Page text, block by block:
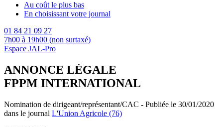
Au coût le plus bas
En choisissant votre journal
01 84 21 09 27
7h00 à 19h00 (non surtaxé)
Espace JAL-Pro
ANNONCE LÉGALE
FPPM INTERNATIONAL
Nomination de dirigeant/représentant/CAC - Publiée le 30/01/2020
dans le journal L'Union Agricole (76)